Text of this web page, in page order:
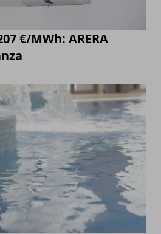
€/MWh: ARERA